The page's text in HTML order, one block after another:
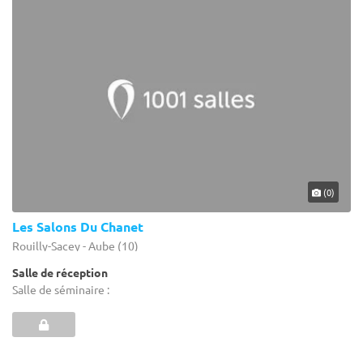
(0)
Les Salons Du Chanet
Rouilly-Sacey - Aube (10)
Salle de réception
Salle de séminaire :